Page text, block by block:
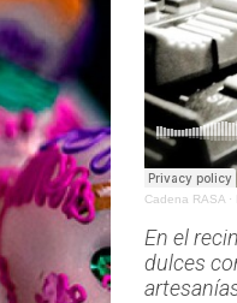
Cadena RASA·
En el
dulces